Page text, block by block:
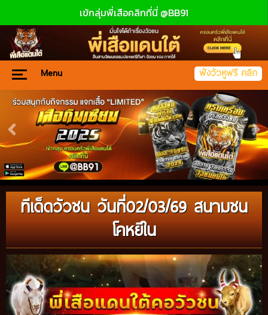
เข้กลุ่มพี่เสือคลิกที่นี่ @BB91
Menu ฟังวัวหูฟรี คลิก
ทีเด็ดวัวชน วันที่02/03/69 สนามชน
โคหยีใน